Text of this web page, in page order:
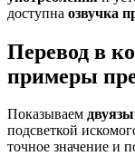
доступна озвучка
Перевод в
примеры
Показываем
подсветкой
точное значение и